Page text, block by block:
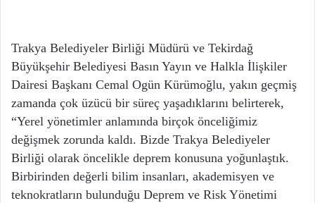
Trakya Belediyeler Birliği Müdürü ve Tekirdağ
Büyükşehir Belediyesi Basın Yayın ve Halkla İlişkiler
Dairesi Başkanı Cemal Ogün Kürümoğlu, yakın geçmiş
zamanda çok üzücü bir süreç yaşadıklarını belirterek,
“Yerel yönetimler anlamında birçok önceliğimiz
değişmek zorunda kaldı. Bizde Trakya Belediyeler
Birliği olarak öncelikle deprem konusuna yoğunlaştık.
Birbirinden değerli bilim insanları, akademisyen ve
teknokratların bulunduğu Deprem ve Risk Yönetimi